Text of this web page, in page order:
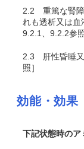
2.2 重篤な腎
れも透析又は血
9.2.1、9.2.2参照
2.3 肝性昏睡
照］
効能・効果
下記状態時のア